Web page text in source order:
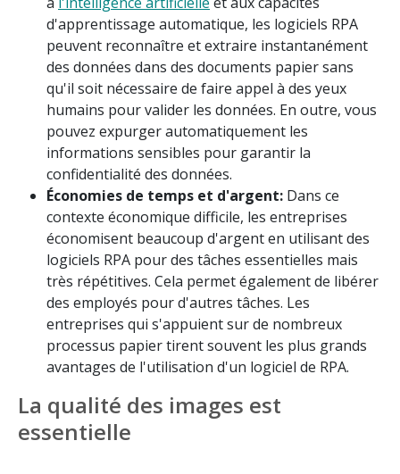
d'apprentissage automatique, les logiciels RPA
peuvent reconnaître et extraire instantanément
des données dans des documents papier sans
qu'il soit nécessaire de faire appel à des yeux
humains pour valider les données. En outre, vous
pouvez expurger automatiquement les
informations sensibles pour garantir la
confidentialité des données.
Économies de temps et d'argent: Dans ce
contexte économique difficile, les entreprises
économisent beaucoup d'argent en utilisant des
logiciels RPA pour des tâches essentielles mais
très répétitives. Cela permet également de libérer
des employés pour d'autres tâches. Les
entreprises qui s'appuient sur de nombreux
processus papier tirent souvent les plus grands
avantages de l'utilisation d'un logiciel de RPA.
La qualité des images est
essentielle